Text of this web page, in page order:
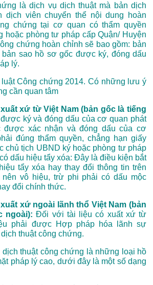
là dịch vụ dịch thuật mà bản dịch
dịch viên chuyển thể nội dung hoàn
chứng tại cơ quan có thẩm quyền
hoặc phòng tư pháp cấp Quận/ Huyện
chứng hoàn chỉnh sẽ bao gồm: bản
sao hồ sơ gốc được ký, đóng dấu
lý.
Công chứng 2014. Có những lưu ý
cần quan tâm
xứ từ Việt Nam (bản gốc là tiếng
ký và đóng dấu của cơ quan phát
được xác nhận và đóng dấu của cơ
đúng thẩm quyền, chẳng hạn giấy
chủ tịch UBND ký hoặc phòng tư pháp
dấu hiệu tẩy xóa: Đây là điều kiện bắt
tẩy xóa hay thay đổi thông tin trên
vô hiệu, trừ phi phải có dấu mộc
đổi chính thức.
xứ ngoài lãnh thổ Việt Nam (bản
ngoài):Đối với tài liệu có xuất xứ từ
phải được Hợp pháp hóa lãnh sự
thuật công chứng.
thuật công chứng là những loại hồ
pháp lý cao, dưới đây là một số dạng